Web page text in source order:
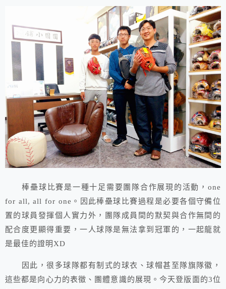
棒壘球比賽是一種十足需要團隊合作展現的活動，one
for all, all for one。因此棒壘球比賽過程是必要各個守備位
置的球員發揮個人實力外，團隊成員間的默契與合作無間的
配合度更顯得重要，一人球隊是無法拿到冠軍的，一起龍就
是最佳的證明XD
因此，很多球隊都有制式的球衣、球帽甚至隊旗隊徽，
這些都是向心力的表徵、團體意識的展現。今天登版面的3位